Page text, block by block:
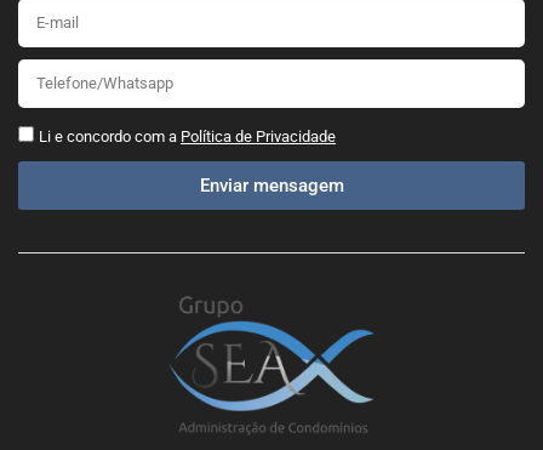
Li e concordo com a Política de Privacidade
Enviar mensagem